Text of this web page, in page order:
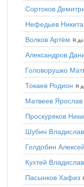
Сортоков
Нефедьев Никита
Волков Артём R до
Александров
Головорушко
Токаев Родион R
Матвеев Ярослав
Проскуряков
Шубин Владислав
Голдобин Алексей
Кухтей Владислав
Пасынков Хафиз